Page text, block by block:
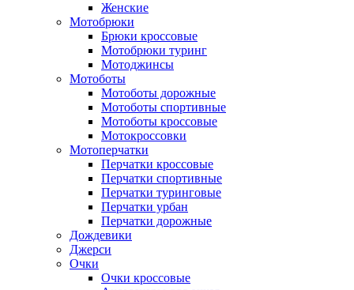
Женские
Мотобрюки
Брюки кроссовые
Мотобрюки туринг
Мотоджинсы
Мотоботы
Мотоботы дорожные
Мотоботы спортивные
Мотоботы кроссовые
Мотокроссовки
Мотоперчатки
Перчатки кроссовые
Перчатки спортивные
Перчатки туринговые
Перчатки урбан
Перчатки дорожные
Дождевики
Джерси
Очки
Очки кроссовые